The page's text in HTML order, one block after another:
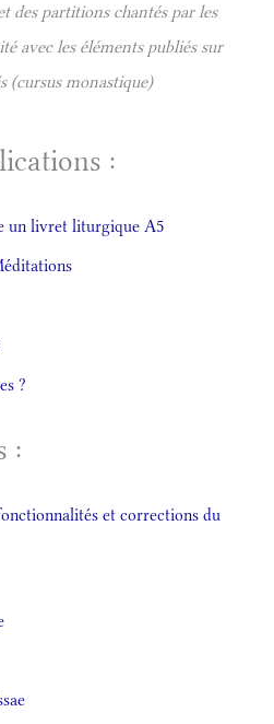
des partitions chantés par les
avec les éléments publiés sur
(cursus monastique)
:
un livret liturgique A5
?
:
et corrections du